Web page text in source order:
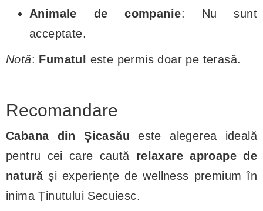
Animale de companie: Nu sunt
acceptate.
Notă: Fumatul este permis doar pe terasă.
Recomandare
Cabana din Șicasău este alegerea ideală
pentru cei care caută relaxare aproape de
naturăși experiențe de wellness premium în
inima Ținutului Secuiesc.